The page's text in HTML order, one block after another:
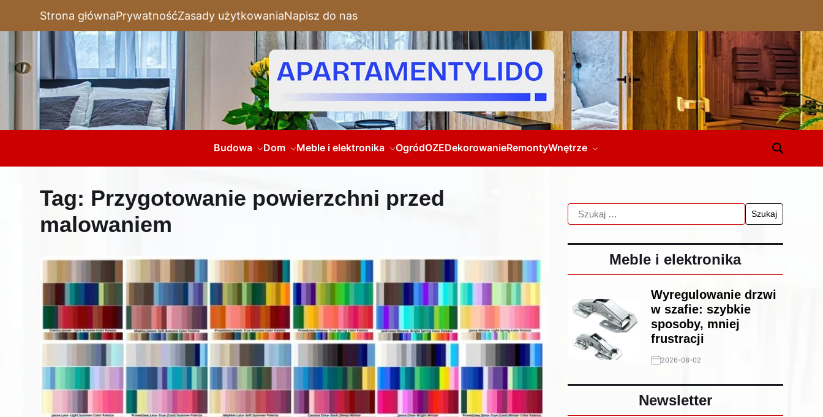
Strona głównaPrywatnośćZasady użytkowaniaNapisz do nas
Budowa Dom Meble i elektronika OgródOZEDekorowanieRemontyWnętrze
Tag: Przygotowanie powierzchni przed
malowaniem
Meble i elektronika
Wyregulowanie drzwi
w szafie: szybkie
sposoby, mniej
frustracji
2026-08-02
Newsletter